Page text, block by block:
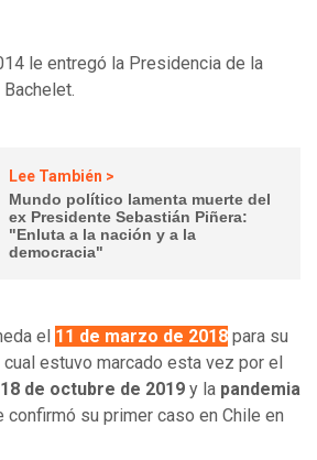
le entregó la Presidencia de la
Lee También >
Mundo político lamenta muerte del
ex Presidente Sebastián Piñera:
"Enluta a la nación y a la
democracia"
el 11 de marzo de 2018 para su
estuvo marcado esta vez por el
de octubre de 2019 y la pandemia
confirmó su primer caso en Chile en